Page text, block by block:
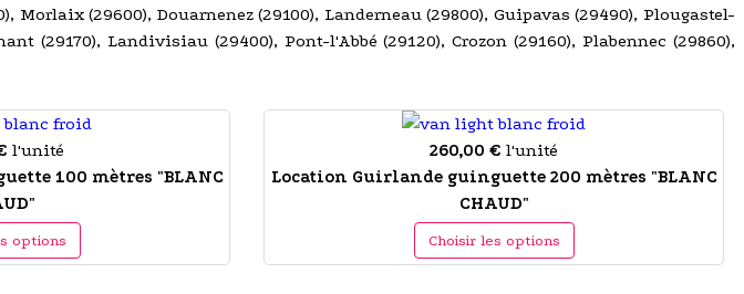
(29600), Douarnenez (29100), Landerneau (29800), Guipavas (29490), Plougastel-
(29170), Landivisiau (29400), Pont-l'Abbé (29120), Crozon (29160), Plabennec (29860),
l'unité
100 mètres "BLANC
options
260,00 € l'unité
Location Guirlande guinguette 200 mètres "BLANC
CHAUD"
Choisir les options